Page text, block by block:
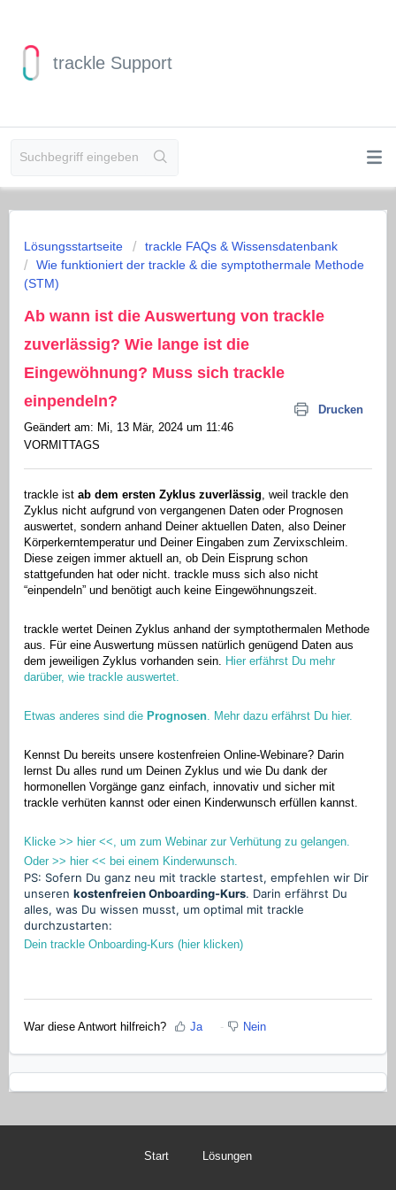
trackle Support
Lösungsstartseite
trackle FAQs & Wissensdatenbank
Wie funktioniert der trackle & die symptothermale Methode
(STM)
Ab wann ist die Auswertung von trackle
zuverlässig? Wie lange ist die
Eingewöhnung? Muss sich trackle
einpendeln?
Drucken
Geändert am: Mi, 13 Mär, 2024 um 11:46
VORMITTAGS
trackle ist ab dem ersten Zyklus zuverlässig, weil trackle den
Zyklus nicht aufgrund von vergangenen Daten oder Prognosen
auswertet, sondern anhand Deiner aktuellen Daten, also Deiner
Körperkerntemperatur und Deiner Eingaben zum Zervixschleim.
Diese zeigen immer aktuell an, ob Dein Eisprung schon
stattgefunden hat oder nicht. trackle muss sich also nicht
“einpendeln” und benötigt auch keine Eingewöhnungszeit.
trackle wertet Deinen Zyklus anhand der symptothermalen Methode
aus. Für eine Auswertung müssen natürlich genügend Daten aus
dem jeweiligen Zyklus vorhanden sein. Hier erfährst Du mehr
darüber, wie trackle auswertet.
Etwas anderes sind die Prognosen. Mehr dazu erfährst Du hier.
Kennst Du bereits unsere kostenfreien Online-Webinare? Darin
lernst Du alles rund um Deinen Zyklus und wie Du dank der
hormonellen Vorgänge ganz einfach, innovativ und sicher mit
trackle verhüten kannst oder einen Kinderwunsch erfüllen kannst.
Klicke >> hier <<, um zum Webinar zur Verhütung zu gelangen.
Oder >> hier << bei einem Kinderwunsch.
PS: Sofern Du ganz neu mit trackle startest, empfehlen wir Dir
unseren kostenfreien Onboarding-Kurs. Darin erfährst Du
alles, was Du wissen musst, um optimal mit trackle
durchzustarten:
Dein trackle Onboarding-Kurs (hier klicken)
War diese Antwort hilfreich? Ja Nein
Start Lösungen